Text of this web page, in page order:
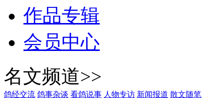
作品专辑
会员中心
名文频道>>
鸽经交流 鸽事杂谈 看鸽说事 人物专访 新闻报道 散文随笔